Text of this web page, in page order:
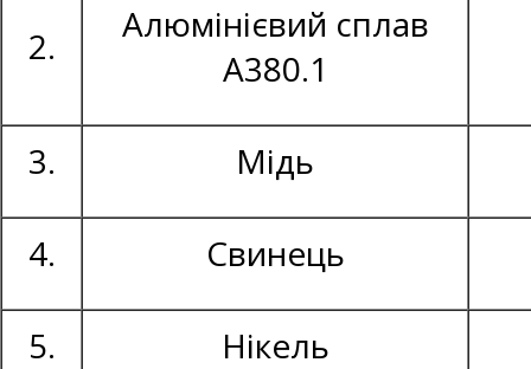
2.
Алюмінієвий сплав
А380.1
3. Мідь
4. Свинець
5. Нікель